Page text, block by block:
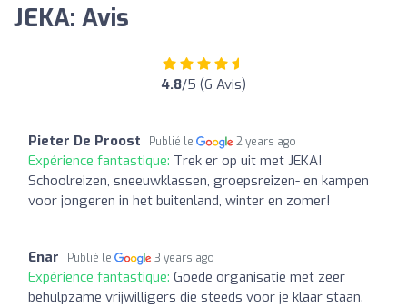
JEKA: Avis
4.8/5 (6 Avis)
Pieter De Proost Publié le 2 years ago
Expérience fantastique: Trek er op uit met JEKA!
Schoolreizen, sneeuwklassen, groepsreizen- en kampen
voor jongeren in het buitenland, winter en zomer!
Enar Publié le 3 years ago
Expérience fantastique: Goede organisatie met zeer
behulpzame vrijwilligers die steeds voor je klaar staan.